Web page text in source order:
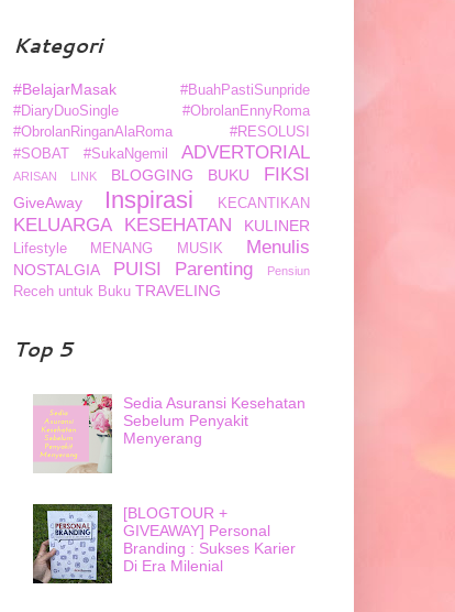
Kategori
#BelajarMasak
#BuahPastiSunpride
#DiaryDuoSingle
#ObrolanEnnyRoma
#ObrolanRinganAlaRoma
#RESOLUSI
#SOBAT
#SukaNgemil ADVERTORIAL
ARISAN LINK BLOGGING BUKU FIKSI
GiveAway Inspirasi KECANTIKAN
KELUARGA KESEHATAN KULINER
Lifestyle MENANG MUSIK Menulis
NOSTALGIA PUISI Parenting Pensiun
Receh untuk Buku TRAVELING
Top 5
Sedia Asuransi Kesehatan
Sebelum Penyakit
Menyerang
[BLOGTOUR +
GIVEAWAY] Personal
Branding : Sukses Karier
Di Era Milenial